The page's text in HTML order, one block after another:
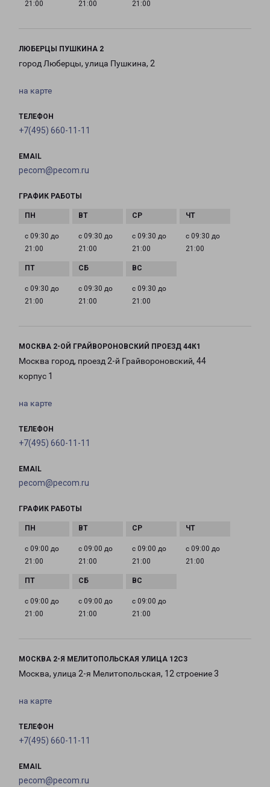
21:00 21:00 21:00
ЛЮБЕРЦЫ ПУШКИНА 2
город Люберцы, улица Пушкина, 2
на карте
ТЕЛЕФОН
+7(495) 660-11-11
EMAIL
pecom@pecom.ru
ГРАФИК РАБОТЫ
с 09:30 до
21:00
с 09:30 до
21:00
с 09:30 до
21:00
с 09:30 до
21:00
с 09:30 до
21:00
с 09:30 до
21:00
с 09:30 до
21:00
МОСКВА 2-ОЙ ГРАЙВОРОНОВСКИЙ ПРОЕЗД 44К1
Москва город, проезд 2-й Грайвороновский, 44
корпус 1
на карте
ТЕЛЕФОН
+7(495) 660-11-11
EMAIL
pecom@pecom.ru
ГРАФИК РАБОТЫ
с 09:00 до
21:00
с 09:00 до
21:00
с 09:00 до
21:00
с 09:00 до
21:00
с 09:00 до
21:00
с 09:00 до
21:00
с 09:00 до
21:00
МОСКВА 2-Я МЕЛИТОПОЛЬСКАЯ УЛИЦА 12С3
Москва, улица 2-я Мелитопольская, 12 строение 3
на карте
ТЕЛЕФОН
+7(495) 660-11-11
EMAIL
pecom@pecom.ru